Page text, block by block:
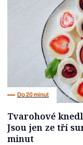
Do 20 minut
Tvarohové
Jsou jen ze tří
minut